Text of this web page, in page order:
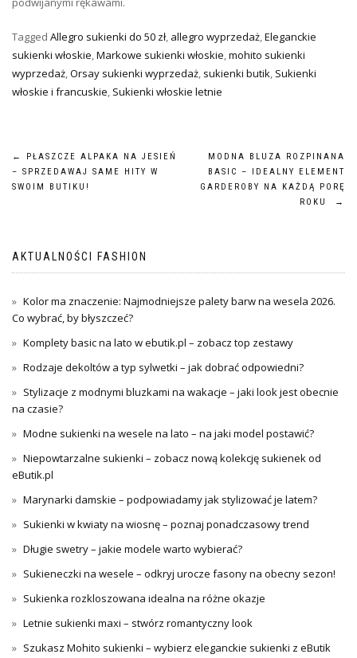
Tagged Allegro sukienki do 50 zł, allegro wyprzedaż,Eleganckie
sukienki włoskie,Markowe sukienki włoskie,mohito sukienki
wyprzedaż,Orsay sukienki wyprzedaż, sukienki butik, Sukienki
włoskie i francuskie, Sukienki włoskie letnie
Nawigacja
wpisu
←
PŁASZCZE ALPAKA NA JESIEŃ
– SPRZEDAWAJ SAME HITY W
SWOIM BUTIKU!
MODNA BLUZA ROZPINANA
BASIC – IDEALNY ELEMENT
GARDEROBY NA KAŻDĄ PORĘ
ROKU
→
AKTUALNOŚCI FASHION
Kolor ma znaczenie: Najmodniejsze palety barw na wesela 2026.
Co wybrać, by błyszczeć?
Komplety basic na lato w ebutik.pl – zobacz top zestawy
Rodzaje dekoltów a typ sylwetki – jak dobrać odpowiedni?
Stylizacje z modnymi bluzkami na wakacje – jaki look jest obecnie
na czasie?
Modne sukienki na wesele na lato – na jaki model postawić?
Niepowtarzalne sukienki – zobacz nową kolekcję sukienek od
eButik.pl
Marynarki damskie – podpowiadamy jak stylizować je latem?
Sukienki w kwiaty na wiosnę – poznaj ponadczasowy trend
Długie swetry – jakie modele warto wybierać?
Sukieneczki na wesele – odkryj urocze fasony na obecny sezon!
Sukienka rozkloszowana idealna na różne okazje
Letnie sukienki maxi – stwórz romantyczny look
Szukasz Mohito sukienki – wybierz eleganckie sukienki z eButik